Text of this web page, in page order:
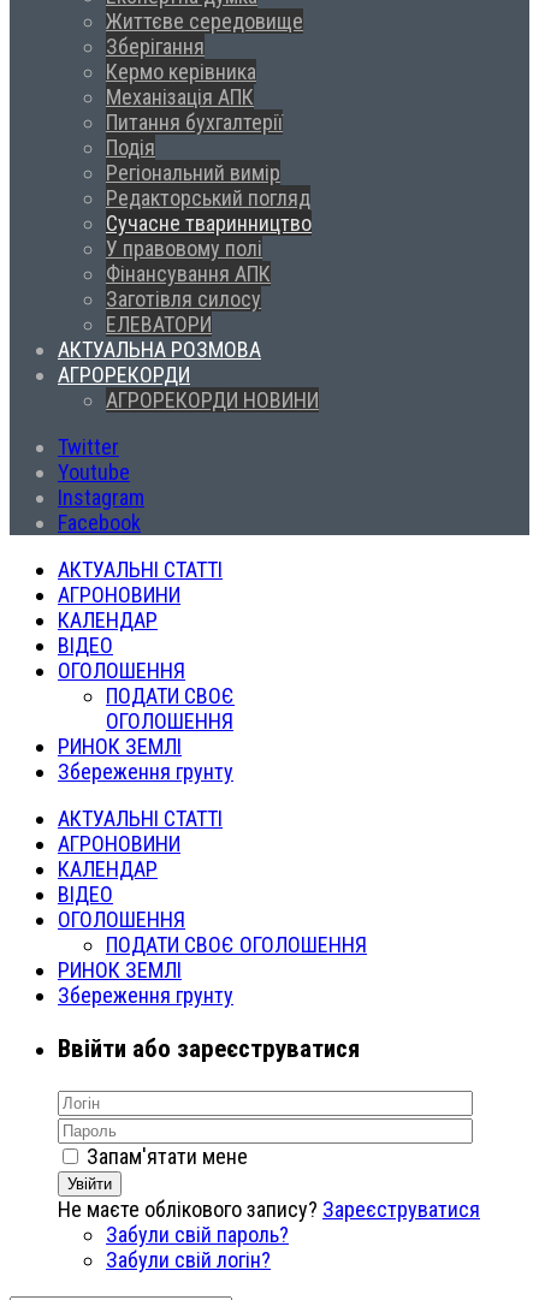
Життєве середовище
Зберігання
Кермо керівника
Механізація АПК
Питання бухгалтерії
Подія
Регіональний вимір
Редакторський погляд
Сучасне тваринництво
У правовому полі
Фінансування АПК
Заготівля силосу
ЕЛЕВАТОРИ
АКТУАЛЬНА РОЗМОВА
АГРОРЕКОРДИ
АГРОРЕКОРДИ НОВИНИ
Twitter
Youtube
Instagram
Facebook
АКТУАЛЬНІ СТАТТІ
АГРОНОВИНИ
КАЛЕНДАР
ВІДЕО
ОГОЛОШЕННЯ
ПОДАТИ СВОЄ
ОГОЛОШЕННЯ
РИНОК ЗЕМЛІ
Збереження грунту
АКТУАЛЬНІ СТАТТІ
АГРОНОВИНИ
КАЛЕНДАР
ВІДЕО
ОГОЛОШЕННЯ
ПОДАТИ СВОЄ ОГОЛОШЕННЯ
РИНОК ЗЕМЛІ
Збереження грунту
Ввійти або зареєструватися
Запам'ятати мене
Увійти
Не маєте облікового запису? Зареєструватися
Забули свій пароль?
Забули свій логін?